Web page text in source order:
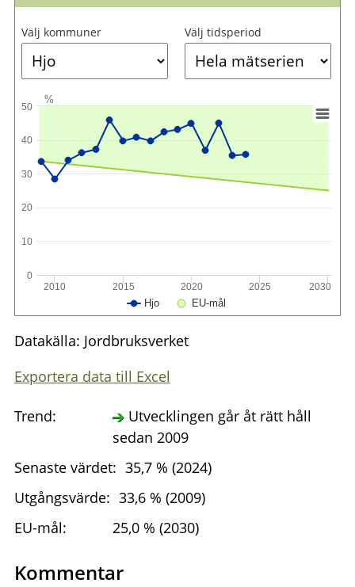
Välj kommuner Välj tidsperiod
%
Hjo EU-mål
2010 2015 2020 2025 2030
0
10
20
30
40
50
Datakälla: Jordbruksverket
Exportera data till Excel
Trend:
Utvecklingen går åt rätt håll
sedan 2009
Senaste värdet: 35,7 % (2024)
Utgångsvärde: 33,6 % (2009)
EU-mål:
25,0 % (2030)
Kommentar